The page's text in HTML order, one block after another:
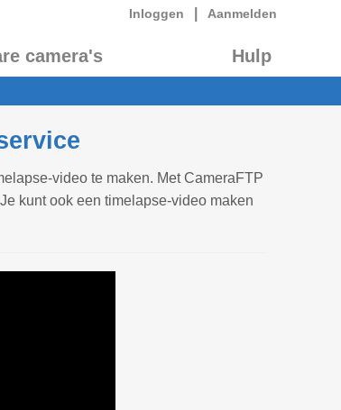
Inloggen Aanmelden
camera's Hulp
video te maken. Met CameraFTP
kunt ook een timelapse-video maken